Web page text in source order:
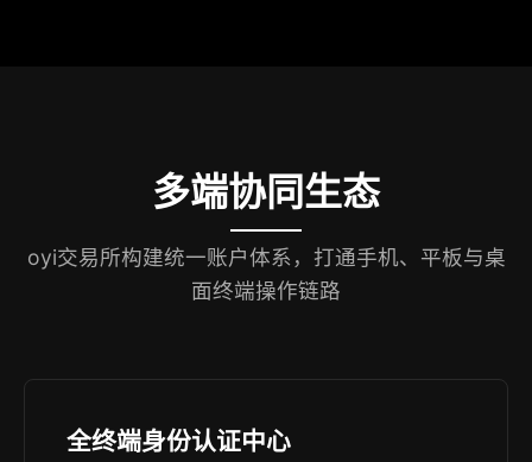
多端协同生态
oyi交易所构建统一账户体系，打通手机、平板与桌
面终端操作链路
全终端身份认证中心